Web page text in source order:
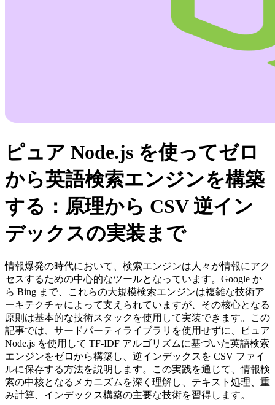
ピュア Node.js を使ってゼロ
から英語検索エンジンを構築
する：原理から CSV 逆イン
デックスの実装まで
情報爆発の時代において、検索エンジンは人々が情報にアク
セスするための中心的なツールとなっています。Google か
ら Bing まで、これらの大規模検索エンジンは複雑な技術ア
ーキテクチャによって支えられていますが、その核心となる
原則は基本的な技術スタックを使用して実装できます。この
記事では、サードパーティライブラリを使用せずに、ピュア
Node.js を使用して TF-IDF アルゴリズムに基づいた英語検索
エンジンをゼロから構築し、逆インデックスを CSV ファイ
ルに保存する方法を説明します。この実践を通じて、情報検
索の中核となるメカニズムを深く理解し、テキスト処理、重
み計算、インデックス構築の主要な技術を習得します。